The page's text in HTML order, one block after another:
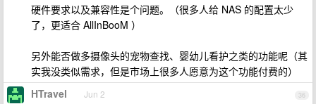
硬件要求以及兼容性是个问题。（很多人给 NAS 的配置太少
了，更适合 AllInBooM ）
另外能否做多摄像头的宠物查找、婴幼儿看护之类的功能呢（其
实我没类似需求，但是市场上很多人愿意为这个功能付费的）
36
HTravel Jun 2